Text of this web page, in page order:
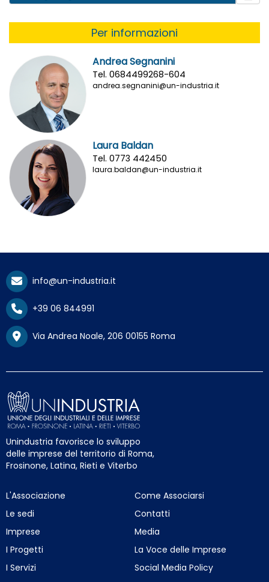
Per informazioni
Andrea Segnanini
Tel. 0684499268-604
andrea.segnanini@un-industria.it
Laura Baldan
Tel. 0773 442450
laura.baldan@un-industria.it
info@un-industria.it
+39 06 844991
Via Andrea Noale, 206 00155 Roma
Unindustria favorisce lo sviluppo
delle imprese del territorio di Roma,
Frosinone, Latina, Rieti e Viterbo
L'Associazione
Le sedi
Imprese
I Progetti
I Servizi
Come Associarsi
Contatti
Media
La Voce delle Imprese
Social Media Policy